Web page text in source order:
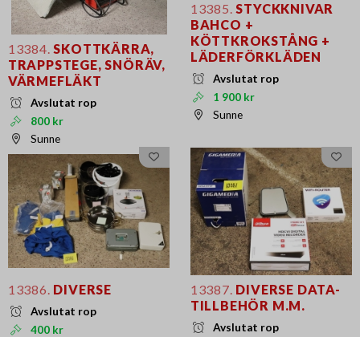
13384. SKOTTKÄRRA,
TRAPPSTEGE, SNÖRÄV,
VÄRMEFLÄKT
Avslutat rop
800 kr
Sunne
13385. STYCKKNIVAR
BAHCO +
KÖTTKROKSTÅNG +
LÄDERFÖRKLÄDEN
Avslutat rop
1 900 kr
Sunne
13386. DIVERSE
Avslutat rop
400 kr
13387. DIVERSE DATA-
TILLBEHÖR M.M.
Avslutat rop